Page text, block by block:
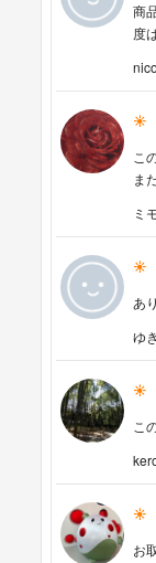
商
度
こ
ま
ミ
あ
ゆ
こ
お